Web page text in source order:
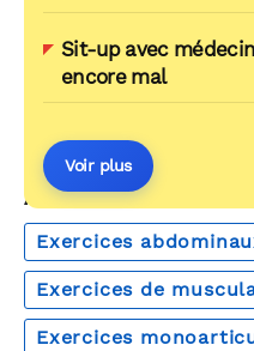
Sit-up avec
encore mal
Voir plus
AUTOUR DU MÊME THÈME
Exercices
Exercices de
Exercices